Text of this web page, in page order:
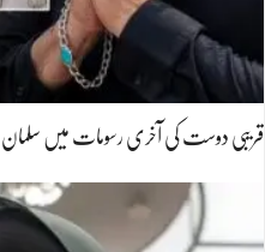
قریبی دوست کی آخری رسومات میں سلمان